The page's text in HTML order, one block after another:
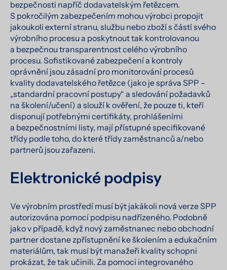
bezpečnosti napříč dodavatelským řetězcem.
S pokročilým zabezpečením mohou výrobci propojit
jakoukoli externí stranu, službu nebo zboží s částí svého
výrobního procesu a poskytnout tak kontrolovanou
a bezpečnou transparentnost celého výrobního
procesu. Sofistikované zabezpečení a kontroly
oprávnění jsou zásadní pro monitorování procesů
kvality dodavatelského řetězce (jako je správa SPP –
„standardní pracovní postupy“ a sledování požadavků
na školení/učení) a slouží k ověření, že pouze ti, kteří
disponují potřebnými certifikáty, prohlášeními
a bezpečnostními listy, mají přístupné specifikované
třídy podle toho, do které třídy zaměstnanců a/nebo
partnerů jsou zařazeni.
Elektronické podpisy
Ve výrobním prostředí musí být jakákoli nová verze SPP
autorizována pomocí podpisu nadřízeného. Podobně
jako v případě, když nový zaměstnanec nebo obchodní
partner dostane zpřístupnění ke školením a edukačním
materiálům, tak musí být manažeři kvality schopni
prokázat, že tak učinili. Za pomoci integrovaného